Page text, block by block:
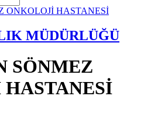
MÜDÜRLÜĞÜ
SÖNMEZ